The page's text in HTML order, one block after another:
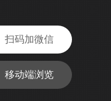
扫码加微信
移动端浏览